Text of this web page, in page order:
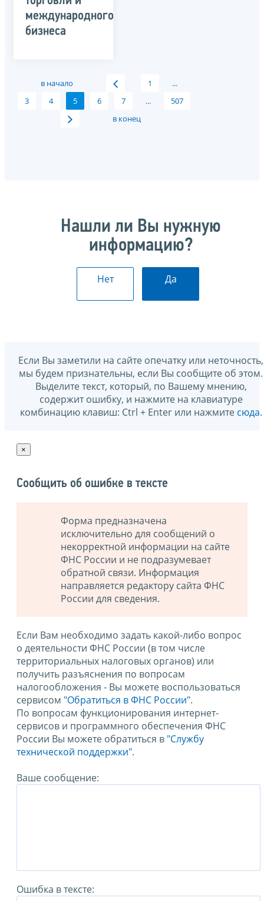
международного
бизнеса
в начало 1
...
3
4 5 6 7 ...
507
в конец
Нашли ли Вы нужную
информацию?
Нет Да
Если Вы заметили на сайте опечатку или неточность,
мы будем признательны, если Вы сообщите об этом.
Выделите текст, который, по Вашему мнению,
содержит ошибку, и нажмите на клавиатуре
комбинацию клавиш: Ctrl + Enter или нажмите сюда.
×
Сообщить об ошибке в тексте
Форма предназначена
исключительно для сообщений о
некорректной информации на сайте
ФНС России и не подразумевает
обратной связи. Информация
направляется редактору сайта ФНС
России для сведения.
Если Вам необходимо задать какой-либо вопрос
о деятельности ФНС России (в том числе
территориальных налоговых органов) или
получить разъяснения по вопросам
налогообложения - Вы можете воспользоваться
сервисом "Обратиться в ФНС России".
По вопросам функционирования интернет-
сервисов и программного обеспечения ФНС
России Вы можете обратиться в "Службу
технической поддержки".
Ваше сообщение:
Ошибка в тексте: